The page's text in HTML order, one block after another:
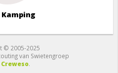
© 2005-2025
van Swietengroep
Creweso.